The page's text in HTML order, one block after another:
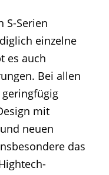
S-Serien
einzelne
es auch
Bei allen
mit
neuen
das